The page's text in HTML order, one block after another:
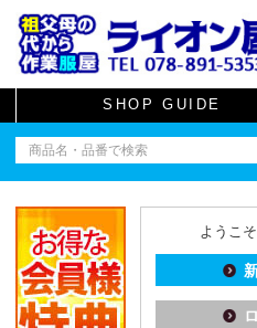
SHOP GUIDE
ようこ